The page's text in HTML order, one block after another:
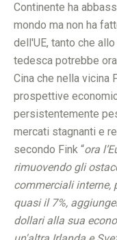
Continente ha
mondo ma non ha
dell'UE, tanto che
tedesca potrebbe
Cina che nella vicina
prospettive
persistentemente
mercati stagnanti e
secondo Fink “ora
rimuovendo gli
commerciali interne,
quasi il 7%,
dollari alla sua